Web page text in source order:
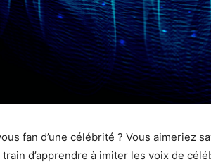
fan d’une célébrité ? Vous aimeriez
d’apprendre à imiter les voix de